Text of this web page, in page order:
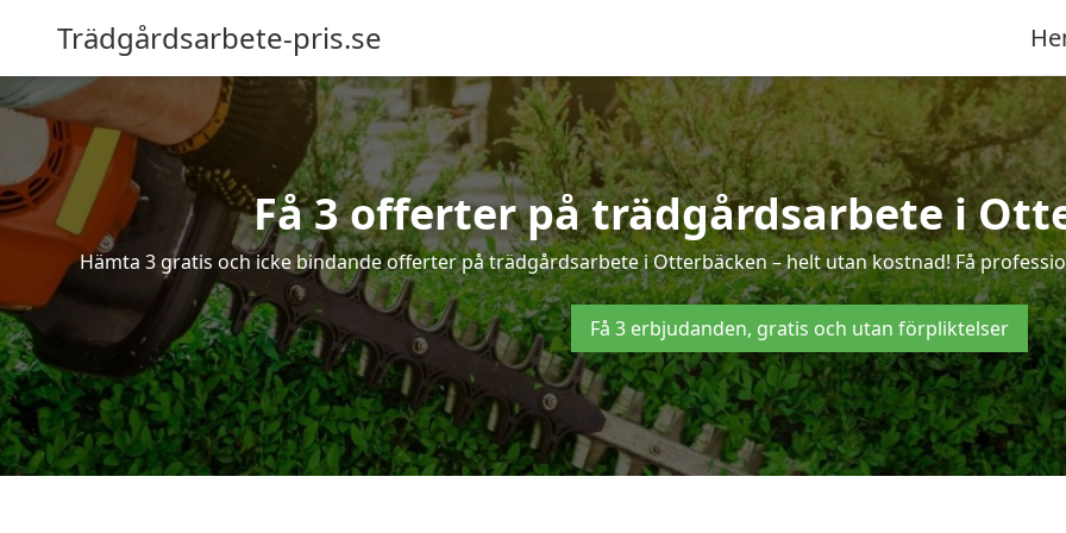
Trädgårdsarbete-pris.se
Få 3 offerter på trädgårdsarbete i
Hämta 3 gratis och icke bindande offerter på trädgårdsarbete i Otterbäcken – helt utan kostnad! Få
Få 3 erbjudanden, gratis och utan förpliktelser